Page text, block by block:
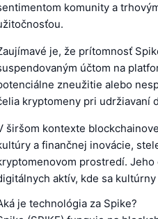
komunity a
je, že prítomnosť
účtom na
zneužitie alebo
kryptomeny pri udržiavaní
širšom kontexte
a finančnej inovácie,
prostredí.
aktív, kde sa
je technológia za Spike?